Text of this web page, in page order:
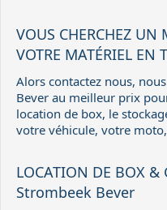
VOUS CHERCHEZ UN
VOTRE MATÉRIEL EN
Alors contactez nous,
Bever au meilleur prix
location de box, le
votre véhicule, votre
LOCATION DE BOX &
Strombeek Bever